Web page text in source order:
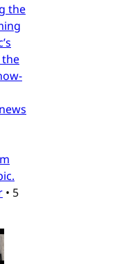
the
the
• 5